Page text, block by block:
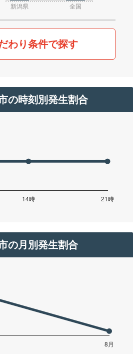
新潟県 全国
わり条件で探す
の時刻別発生割合
の月別発生割合